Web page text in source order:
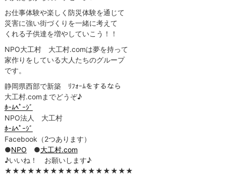
お仕事体験や楽しく防災体験を通じて
災害に強い街づくりを一緒に考えて
くれる子供達を増やしていこう！！
NPO大工村 大工村.comは夢を持って
家作りをしている大人たちのグループ
です。
静岡県西部で新築 ﾘﾌｫｰﾑをするなら
大工村.comまでどうぞ♪
ﾎｰﾑﾍﾟｰｼﾞ
NPO法人 大工村
ﾎｰﾑﾍﾟｰｼﾞ
Facebook（2つあります）
●NPO ●大工村.com
♪いいね！ お願いします♪
★★★★★★★★★★★★★★★★★